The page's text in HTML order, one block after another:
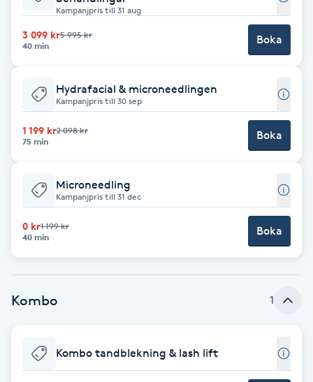
Balayage
Bambumassage
Barber
Barnklippning
BIAB
Blowout
Bottenfärg
Kampanjpris till 31 aug
3 099 kr5 995 kr
40 min
Boka
Hydrafacial & microneedlingen
Kampanjpris till 30 sep
1 199 kr2 098 kr
75 min
Boka
Microneedling
Kampanjpris till 31 dec
0 kr1 199 kr
40 min
Boka
Kombo 1
Kombo tandblekning & lash lift